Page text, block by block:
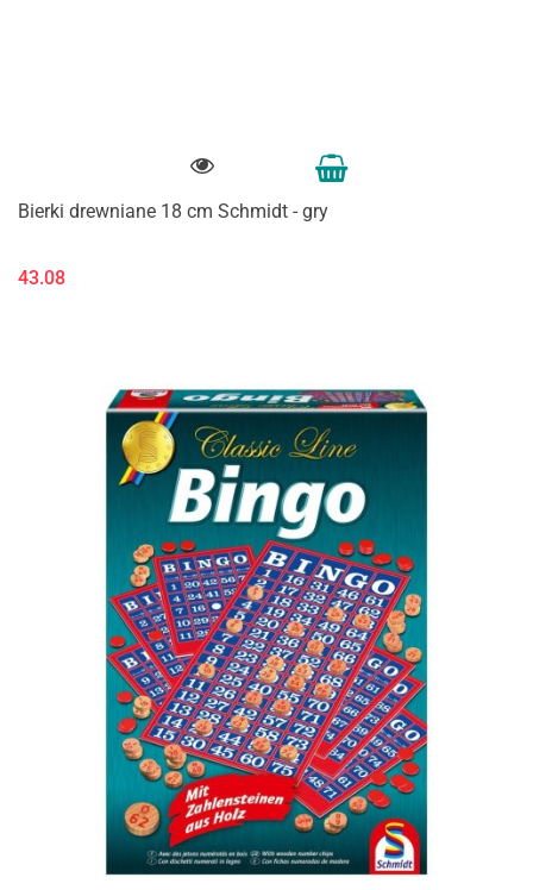
Bierki drewniane 18 cm Schmidt - gry
43.08